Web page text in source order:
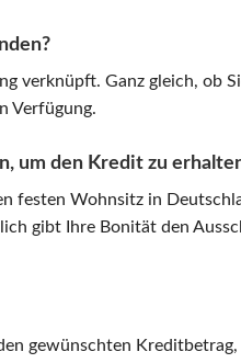
verknüpft. Ganz gleich, ob
Verfügung.
um den Kredit zu
festen Wohnsitz in
gibt Ihre Bonität den
gewünschten